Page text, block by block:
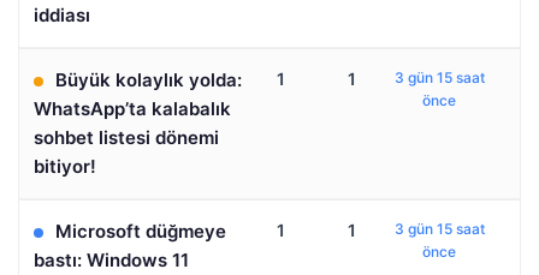
iddiası
Büyük kolaylık yolda:
WhatsApp’ta kalabalık
sohbet listesi dönemi
bitiyor!
1 1
3 gün 15 saat
önce
Microsoft düğmeye
bastı: Windows 11
1 1
3 gün 15 saat
önce